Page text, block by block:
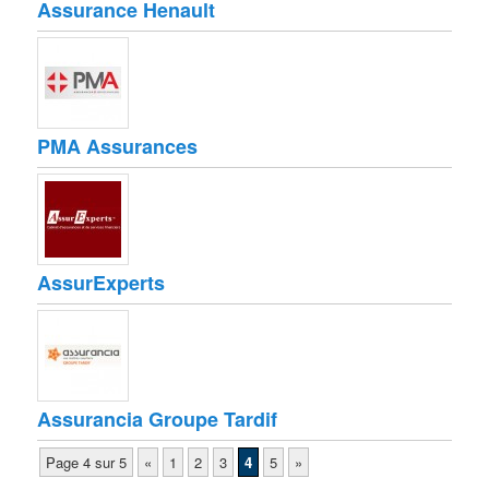
Assurance Henault
PMA Assurances
AssurExperts
Assurancia Groupe Tardif
Page 4 sur 5 « 1 2 3 4 5 »